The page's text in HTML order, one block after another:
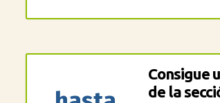
Consigue
de la